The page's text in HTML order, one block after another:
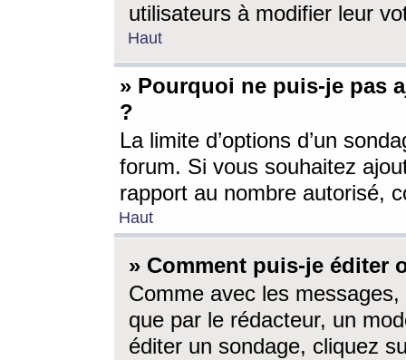
utilisateurs à modifier leur
Haut
» Pourquoi ne puis-je pas
?
La limite d’options d’un
forum. Si vous souhaitez
rapport au nombre autorisé,
Haut
» Comment puis-je éditer
Comme avec les
que par le rédacteur, un
éditer un sondage, cliquez